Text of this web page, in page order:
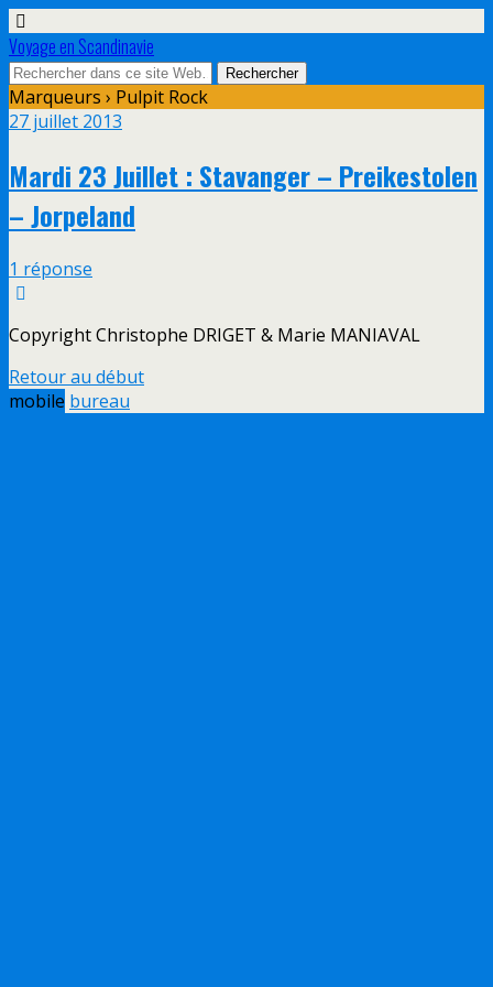
Voyage en Scandinavie
Marqueurs › Pulpit Rock
27 juillet 2013
Mardi 23 Juillet : Stavanger – Preikestolen
– Jorpeland
1 réponse
Copyright Christophe DRIGET & Marie MANIAVAL
Retour au début
mobile bureau